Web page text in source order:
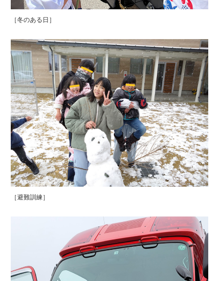
［冬のある日］
［避難訓練］